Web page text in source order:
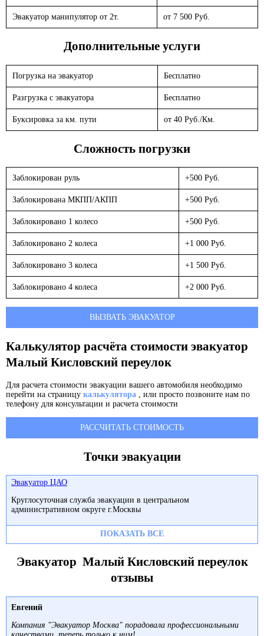
Эвакуатор манипулятор от 2т. от 7 500 Руб.
Дополнительные услуги
Погрузка на эвакуатор Бесплатно
Разгрузка с эвакуатора Бесплатно
Буксировка за км. пути от 40 Руб./Км.
Сложность погрузки
Заблокирован руль +500 Руб.
Заблокирована МКПП/АКПП +500 Руб.
Заблокировано 1 колесо +500 Руб.
Заблокировано 2 колеса +1 000 Руб.
Заблокировано 3 колеса +1 500 Руб.
Заблокировано 4 колеса +2 000 Руб.
ВЫЗВАТЬ ЭВАКУАТОР
Калькулятор расчёта стоимости эвакуатор
Малый Кисловский переулок
Для расчета стоимости эвакуации вашего автомобиля необходимо
перейти на страницу калькулятора , или просто позвоните нам по
телефону для консультации и расчета стоимости
РАССЧИТАТЬ СТОИМОСТЬ
Точки эвакуации
Эвакуатор ЦАО
Круглосуточная служба эвакуации в центральном
административном округе г.Москвы
ПОКАЗАТЬ ВСЕ
Эвакуатор Малый Кисловский переулок
отзывы
Евгений
Компания "Эвакуатор Москва" порадовала профессиональными